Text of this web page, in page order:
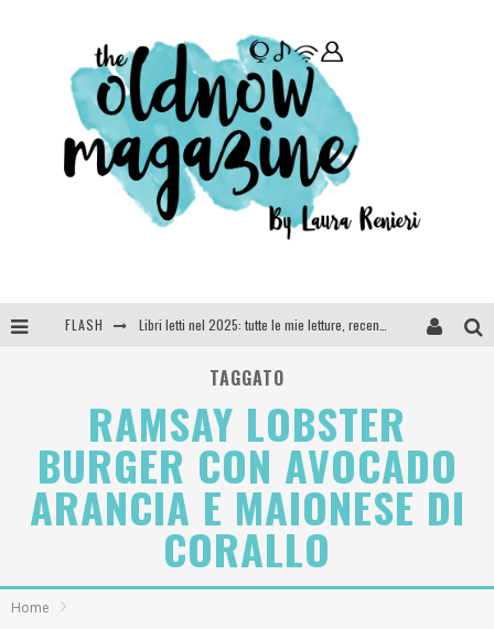
FLASH
SEE YOU AT 5 | Chanel
Anya Taylor-Joy, Jisoo e Willow Smith protagoniste della nuova campagna Dior Addict
TAGGATO
RAMSAY LOBSTER
BURGER CON AVOCADO
ARANCIA E MAIONESE DI
CORALLO
Home